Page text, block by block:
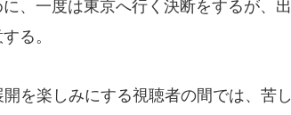
、一度は東京へ行く決断をするが、出
る。
を楽しみにする視聴者の間では、苦し